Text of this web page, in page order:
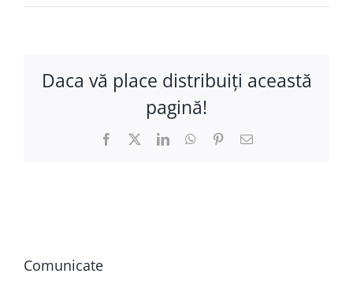
Daca vă place distribuiţi această
pagină!
Facebook LinkedInWhatsApp
Pinterest
E-
Comunicate